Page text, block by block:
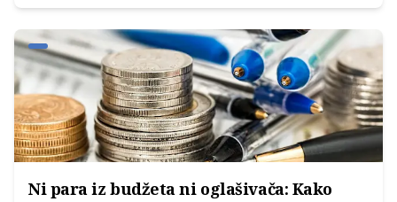
Ni para iz budžeta ni oglašivača: Kako